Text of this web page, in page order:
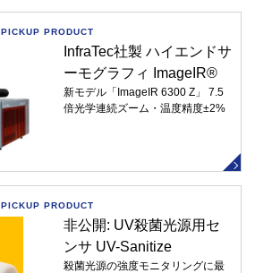
PICKUP PRODUCT
InfraTec社製 ハイエンドサ
ーモグラフィ ImageIR®
新モデル「ImageIR 6300 Z」 7.5
倍光学連続ズーム・温度精度±2%
PICKUP PRODUCT
非公開: UV殺菌光源用セ
ンサ UV-Sanitize
殺菌光源の強度モニタリングに最